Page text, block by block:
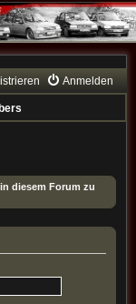
Anmelden
diesem Forum zu